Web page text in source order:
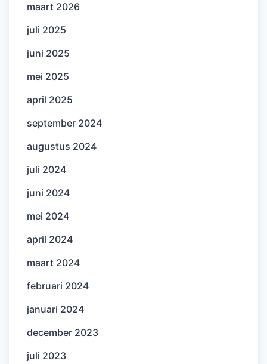
maart 2026
juli 2025
juni 2025
mei 2025
april 2025
september 2024
augustus 2024
juli 2024
juni 2024
mei 2024
april 2024
maart 2024
februari 2024
januari 2024
december 2023
juli 2023